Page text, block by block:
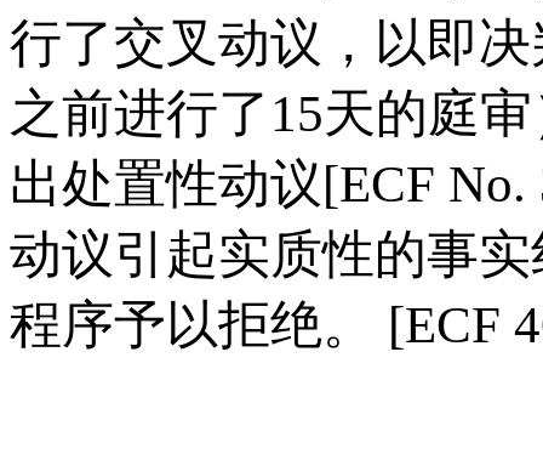
行了交叉动议，以即
之前进行了15天的庭
出处置性动议[ECF
动议引起实质性的事
程序予以拒绝。 [ECF